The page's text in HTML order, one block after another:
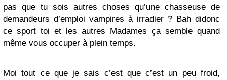
pas que tu sois autres choses qu’une chasseuse de
demandeurs d’emploi vampires à irradier ? Bah didonc
ce sport toi et les autres Madames ça semble quand
même vous occuper à plein temps.
Moi tout ce que je sais c’est que c’est un peu froid,